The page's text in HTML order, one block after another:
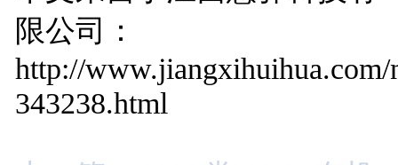
限公司：
http://www.jiangxihuihua.com/
343238.html